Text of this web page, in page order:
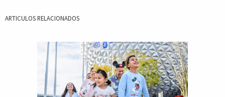
ARTICULOS RELACIONADOS